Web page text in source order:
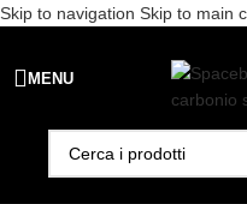
Skip to navigation Skip to main
Spedizione gratuita per ordini
3 rate senza interessi,
MENU